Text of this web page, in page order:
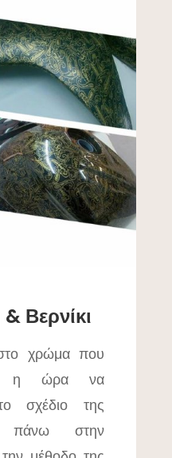
Βερνίκι
χρώμα που
η ώρα να
σχέδιο της
πάνω στην